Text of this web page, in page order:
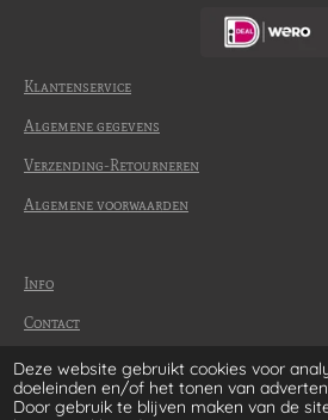
Deze website gebruikt cookies voor
doeleinden en/of het tonen van
Door gebruik te blijven maken van de
Klantenservice
Algemene gegevens
Verzending-Retourneren
Algemene voorwaarden
Info
Contact
Betaalmethode
© 2022-2026 | BvM Cards